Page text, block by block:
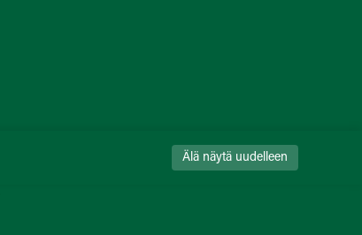
Älä näytä uudelleen